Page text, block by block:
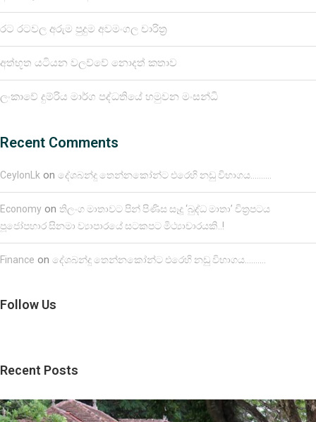
රට රටවල අරුම පුදුම අවමංගල චාරිත්‍ර
අත්භූත යටියන වලව්වේ නොදත් කතාව
ලංකාවේ දුම්රිය මාර්ග පද්ධතියේ හමුවන මංසන්ධි
Recent Comments
CeylonLk on දේශබන්දු තෙන්නකෝන්ට එරෙහි නඩු විභාගය……….
Economy on තිලංග මාතාවට පින් පිණිස සෑදූ ‘බුද්ධ මාතා’ චිත්‍රපටය
පූජෝපහාර සිනමා ව්‍යාපාරයේ සටකපට මිථ්‍යාචාරයකි..!
Finance on දේශබන්දු තෙන්නකෝන්ට එරෙහි නඩු විභාගය……….
Follow Us
Recent Posts